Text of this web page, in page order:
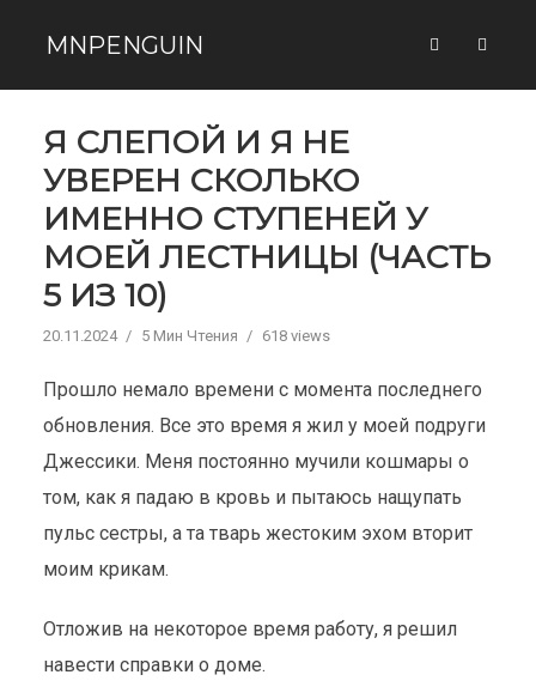
MNPENGUIN
Я СЛЕПОЙ И Я НЕ
УВЕРЕН СКОЛЬКО
ИМЕННО СТУПЕНЕЙ У
МОЕЙ ЛЕСТНИЦЫ (ЧАСТЬ
5 ИЗ 10)
20.11.2024 5 Мин Чтения 618 views
Прошло немало времени с момента последнего
обновления. Все это время я жил у моей подруги
Джессики. Меня постоянно мучили кошмары о
том, как я падаю в кровь и пытаюсь нащупать
пульс сестры, а та тварь жестоким эхом вторит
моим крикам.
Отложив на некоторое время работу, я решил
навести справки о доме.